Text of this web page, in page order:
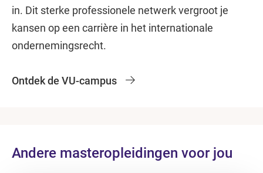
in. Dit sterke professionele netwerk vergroot je
kansen op een carrière in het internationale
ondernemingsrecht.
Ontdek de VU-campus
Andere masteropleidingen voor jou